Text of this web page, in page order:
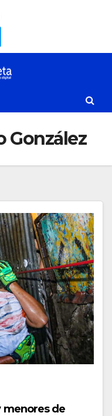
González
menores de